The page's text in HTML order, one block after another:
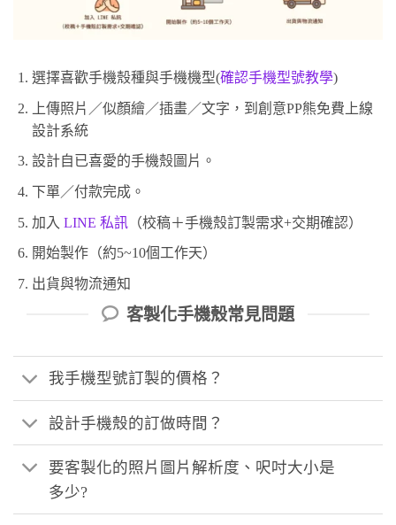
選擇喜歡手機殼種與手機機型(確認手機型號教學)
上傳照片／似顏繪／插畫／文字，到創意PP熊免費上線
設計系統
設計自已喜愛的手機殼圖片。
下單／付款完成。
加入 LINE 私訊（校稿＋手機殼訂製需求+交期確認）
開始製作（約5~10個工作天）
出貨與物流通知
客製化手機殼常見問題
我手機型號訂製的價格？
設計手機殼的訂做時間？
要客製化的照片圖片解析度、呎吋大小是
多少?